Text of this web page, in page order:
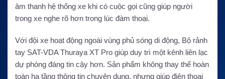
âm thanh hệ thống xe khi có cuộc gọi cũng giúp người
trong xe nghe rõ hơn trong lúc đàm thoại.
Với đội xe hoạt động ngoài vùng phủ sóng di động, Bộ rảnh
tay SAT-VDA Thuraya XT Pro giúp duy trì một kênh liên lạc
dự phòng đáng tin cậy hơn. Sản phẩm không thay thế hoàn
toàn hạ tầng thông tin chuyên dụng, nhưng giúp điện thoại